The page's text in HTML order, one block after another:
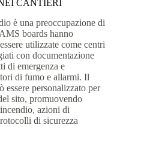
CANTIERI
è una preoccupazione di
boards hanno
utilizzate come centri
con documentazione
di emergenza e
di fumo e allarmi. Il
personalizzato per
sito, promuovendo
azioni di
di sicurezza